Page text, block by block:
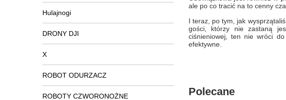
Hulajnogi
DRONY DJI
X
ROBOT ODURZACZ
ROBOTY CZWORONOŻNE
ale po co tracić na to cenny
I teraz, po tym, jak
gości, którzy nie zastaną
ciśnieniowej, ten nie wróci
efektywne.
Polecane